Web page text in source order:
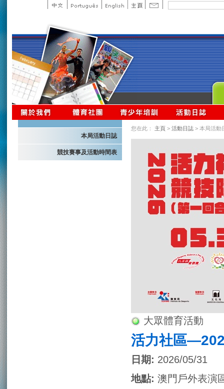
本局活動日誌
競技賽事及活動時間表
您在此： 主頁 > 活動日誌 > 本局活動
大眾體育活動
活力社區
日期: 2026/05/31
地點: 澳門戶外表演